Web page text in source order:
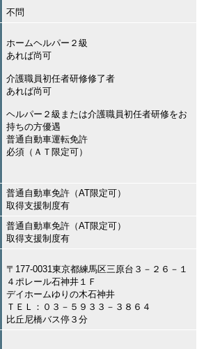
不問
ホームヘルパー２級
あれば尚可
介護職員初任者研修修了者
あれば尚可
ヘルパー２級または介護職員初任者研修をお
持ちの方優遇
普通自動車運転免許
必須（ＡＴ限定可）
普通自動車免許（AT限定可）
取得支援制度有
普通自動車免許（AT限定可）
取得支援制度有
〒177-0031東京都練馬区三原台３－２６－１
４ポレール石神井１Ｆ
デイホームゆりの木石神井
ＴＥＬ：０３－５９３３－３８６４
比丘尼橋バス停３分